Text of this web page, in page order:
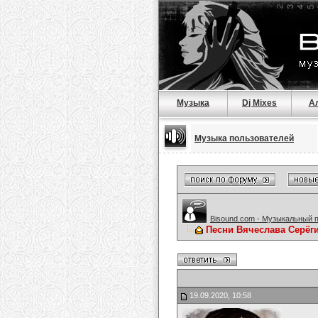
Музыка Dj Mixes
Музыка пользователей
Bisound.com - Музыкальный
Песни Вячеслава
19.09.2020, 10:58